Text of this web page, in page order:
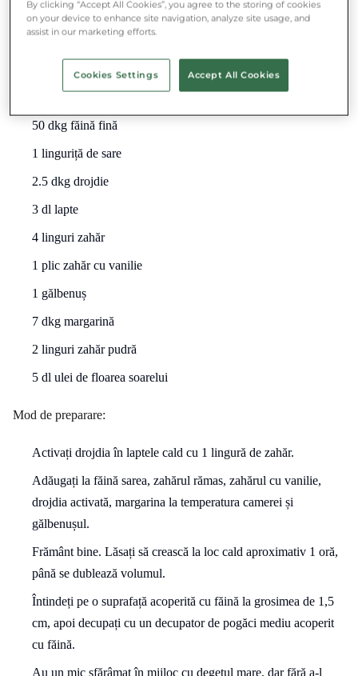
lumii.
Gogosi tradiționale de Carnaval
Ingrediente:
50 dkg făină fină
1 linguriță de sare
2.5 dkg drojdie
3 dl lapte
4 linguri zahăr
1 plic zahăr cu vanilie
1 gălbenuș
7 dkg margarină
2 linguri zahăr pudră
5 dl ulei de floarea soarelui
Mod de preparare:
Activați drojdia în laptele cald cu 1 lingură de zahăr.
Adăugați la făină sarea, zahărul rămas, zahărul cu vanilie,
drojdia activată, margarina la temperatura camerei și
gălbenușul.
Frământ bine. Lăsați să crească la loc cald aproximativ 1 oră,
până se dublează volumul.
Întindeți pe o suprafață acoperită cu făină la grosimea de 1,5
cm, apoi decupați cu un decupator de pogăci mediu acoperit
cu făină.
Au un mic sfărâmat în mijloc cu degetul mare, dar fără a-l
By clicking “Accept All Cookies”, you agree to the storing of cookies
on your device to enhance site navigation, analyze site usage, and
assist in our marketing efforts.
Cookies Settings Accept All Cookies